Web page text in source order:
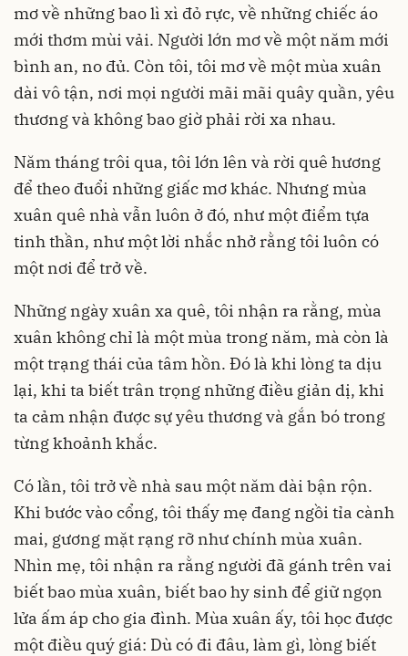
mơ về những bao lì xì đỏ rực, về những chiếc áo
mới thơm mùi vải. Người lớn mơ về một năm mới
bình an, no đủ. Còn tôi, tôi mơ về một mùa xuân
dài vô tận, nơi mọi người mãi mãi quây quần, yêu
thương và không bao giờ phải rời xa nhau.
Năm tháng trôi qua, tôi lớn lên và rời quê hương
để theo đuổi những giấc mơ khác. Nhưng mùa
xuân quê nhà vẫn luôn ở đó, như một điểm tựa
tinh thần, như một lời nhắc nhở rằng tôi luôn có
một nơi để trở về.
Những ngày xuân xa quê, tôi nhận ra rằng, mùa
xuân không chỉ là một mùa trong năm, mà còn là
một trạng thái của tâm hồn. Đó là khi lòng ta dịu
lại, khi ta biết trân trọng những điều giản dị, khi
ta cảm nhận được sự yêu thương và gắn bó trong
từng khoảnh khắc.
Có lần, tôi trở về nhà sau một năm dài bận rộn.
Khi bước vào cổng, tôi thấy mẹ đang ngồi tỉa cành
mai, gương mặt rạng rỡ như chính mùa xuân.
Nhìn mẹ, tôi nhận ra rằng người đã gánh trên vai
biết bao mùa xuân, biết bao hy sinh để giữ ngọn
lửa ấm áp cho gia đình. Mùa xuân ấy, tôi học được
một điều quý giá: Dù có đi đâu, làm gì, lòng biết